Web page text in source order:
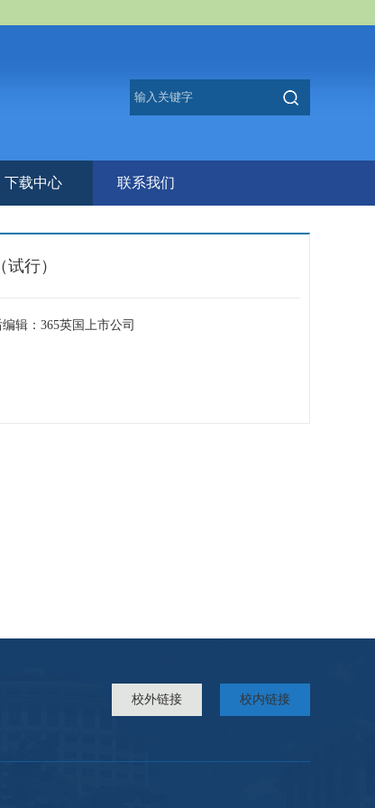
下载中心 联系我们
行）
辑：​365英国上市公司
校内链接
校外链接